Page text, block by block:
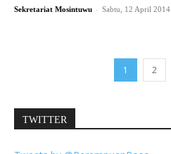
Sekretariat Mosintuwu - Sabtu, 12 April 2014
1 2
TWITTER